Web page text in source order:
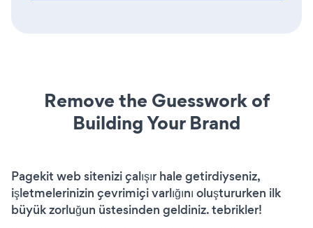
Remove the Guesswork of
Building Your Brand
Pagekit web sitenizi çalışır hale getirdiyseniz,
işletmelerinizin çevrimiçi varlığını oluştururken ilk
büyük zorluğun üstesinden geldiniz. tebrikler!